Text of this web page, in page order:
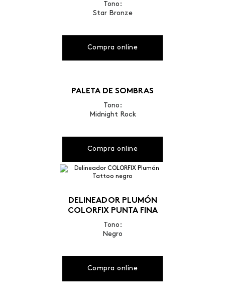
Tono:
Star Bronze
Compra online
PALETA DE SOMBRAS
Tono:
Midnight Rock
Compra online
DELINEADOR PLUMÓN
COLORFIX PUNTA FINA
Tono:
Negro
Compra online